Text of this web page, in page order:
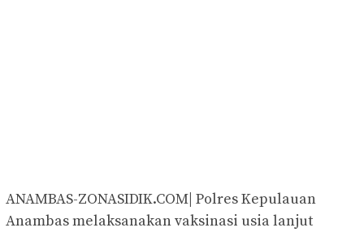
ANAMBAS-ZONASIDIK.COM| Polres Kepulauan
Anambas melaksanakan vaksinasi usia lanjut